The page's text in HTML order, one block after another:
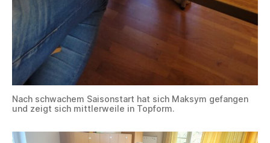
Nach schwachem Saisonstart hat sich Maksym gefangen
und zeigt sich mittlerweile in Topform.